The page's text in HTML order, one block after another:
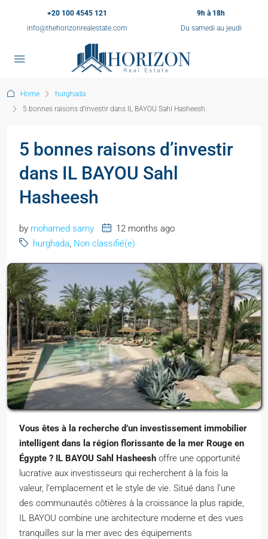
+20 100 4545 121
info@thehorizonrealestate.com
9h à 18h
Du samedi au jeudi
Home
hurghada
5 bonnes raisons d’investir dans IL BAYOU Sahl Hasheesh
5 bonnes raisons d’investir
dans IL BAYOU Sahl
Hasheesh
by mohamed samy
12 months ago
hurghada, Non classifié(e)
Vous êtes à la recherche d’un investissement immobilier
intelligent dans la région florissante de la mer Rouge en
Égypte ? IL BAYOU Sahl Hasheesh offre une opportunité
lucrative aux investisseurs qui recherchent à la fois la
valeur, l’emplacement et le style de vie. Situé dans l’une
des communautés côtières à la croissance la plus rapide,
IL BAYOU combine une architecture moderne et des vues
tranquilles sur la mer avec des équipements